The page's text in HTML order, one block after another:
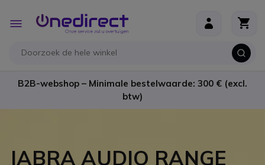
Toggle
Nav
B2B-webshop – Minimale bestelwaarde: 300 € (excl.
btw)
JABRA AUDIO RANGE